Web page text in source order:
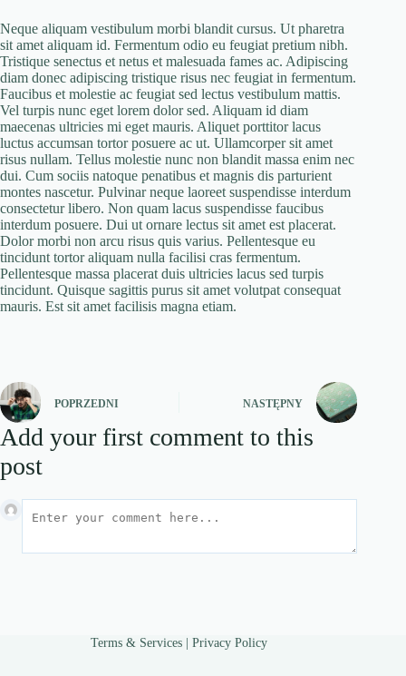
Neque aliquam vestibulum morbi blandit cursus. Ut pharetra
sit amet aliquam id. Fermentum odio eu feugiat pretium nibh.
Tristique senectus et netus et malesuada fames ac. Adipiscing
diam donec adipiscing tristique risus nec feugiat in fermentum.
Faucibus et molestie ac feugiat sed lectus vestibulum mattis.
Vel turpis nunc eget lorem dolor sed. Aliquam id diam
maecenas ultricies mi eget mauris. Aliquet porttitor lacus
luctus accumsan tortor posuere ac ut. Ullamcorper sit amet
risus nullam. Tellus molestie nunc non blandit massa enim nec
dui. Cum sociis natoque penatibus et magnis dis parturient
montes nascetur. Pulvinar neque laoreet suspendisse interdum
consectetur libero. Non quam lacus suspendisse faucibus
interdum posuere. Dui ut ornare lectus sit amet est placerat.
Dolor morbi non arcu risus quis varius. Pellentesque eu
tincidunt tortor aliquam nulla facilisi cras fermentum.
Pellentesque massa placerat duis ultricies lacus sed turpis
tincidunt. Quisque sagittis purus sit amet volutpat consequat
mauris. Est sit amet facilisis magna etiam.
POPRZEDNI NASTĘPNY
Add your first comment to this
post
Terms & Services| Privacy Policy